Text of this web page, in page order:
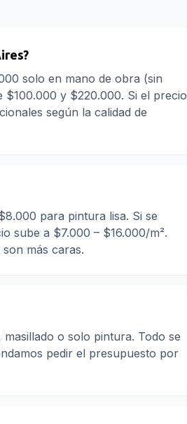
solo en mano de obra (sin
$100.000 y $220.000. Si el precio
según la calidad de
para pintura lisa. Si se
sube a $7.000 – $16.000/m².
más caras.
o solo pintura. Todo se
pedir el presupuesto por